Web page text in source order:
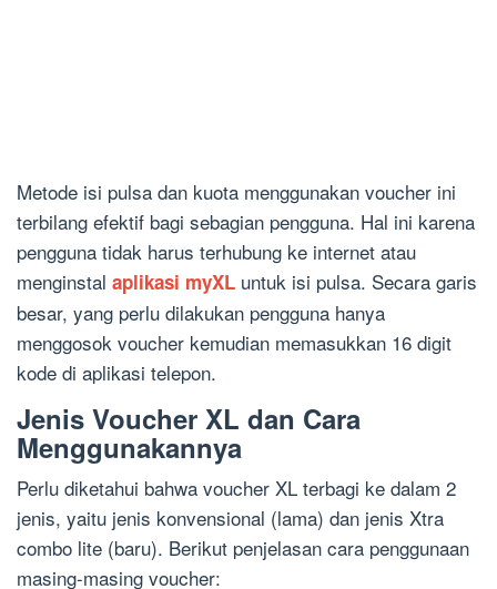
Metode isi pulsa dan kuota menggunakan voucher ini
terbilang efektif bagi sebagian pengguna. Hal ini karena
pengguna tidak harus terhubung ke internet atau
menginstal aplikasi myXL untuk isi pulsa. Secara garis
besar, yang perlu dilakukan pengguna hanya
menggosok voucher kemudian memasukkan 16 digit
kode di aplikasi telepon.
Jenis Voucher XL dan Cara
Menggunakannya
Perlu diketahui bahwa voucher XL terbagi ke dalam 2
jenis, yaitu jenis konvensional (lama) dan jenis Xtra
combo lite (baru). Berikut penjelasan cara penggunaan
masing-masing voucher: